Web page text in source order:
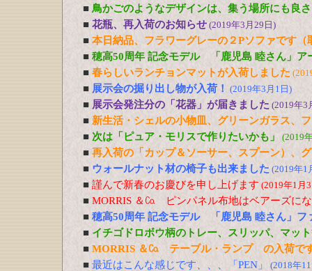
■ 鳥かごのようなデザインは、集う場所にも良
■ 花瓶、再入荷のお知らせ (2019年3月29日)
■ 本日納品、フラワーグレーの２Pソファです（
■ 穂高50周年 記念モデル 「鹿児島 睦さん」
■ 春らしいランチョンマットが入荷しました
■ 展示会の掘り出し物が入荷！ (2019年3月1日)
■ 展示会発注分の「花器」が届きました (2019年3
■ 新生活・シェルの小物皿、グリーンガラス、
■ 次は「ピュア・モリスで作りたいかも」 (2019
■ 再入荷の「カップ＆ソーサー、スプーン）、
■ ウォールナット材の椅子も出来ました (2019年1
■ 謹んで新春のお慶びを申し上げます (2019年1月
■ MORRIS ＆㏇ ピンパネル布地はベアーズに
■ 穂高50周年 記念モデル 「鹿児島 睦さん」フ
■ イチゴドロボウ柄のトレー、スリッパ、マッ
■ MORRIS ＆㏇ テーブル・ランプ の入荷で
■ 最近はこんな感じです、、、「PEN」 (2018年